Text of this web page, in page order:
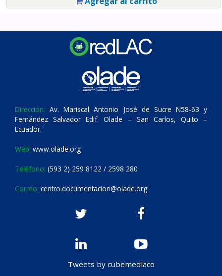
Dirección: Av. Mariscal Antonio José de Sucre N58-63 y
Fernández Salvador Edif. Olade – San Carlos, Quito –
Ecuador.
Web: www.olade.org
Teléfono: (593 2) 259 8122 / 2598 280
Correo: centro.documentacion@olade.org
Tweets by cubemediaco